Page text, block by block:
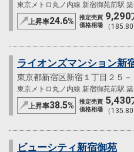
東京メトロ丸ノ内線 新宿御苑前駅
上昇率24.6%
推定売買
価格相場
9,290
（
ライオンズマンション新
東京都新宿区新宿１丁目２５－
東京メトロ丸ノ内線 新宿御苑前駅
上昇率38.5%
推定売買
価格相場
5,430
（
ビューシティ新宿御苑